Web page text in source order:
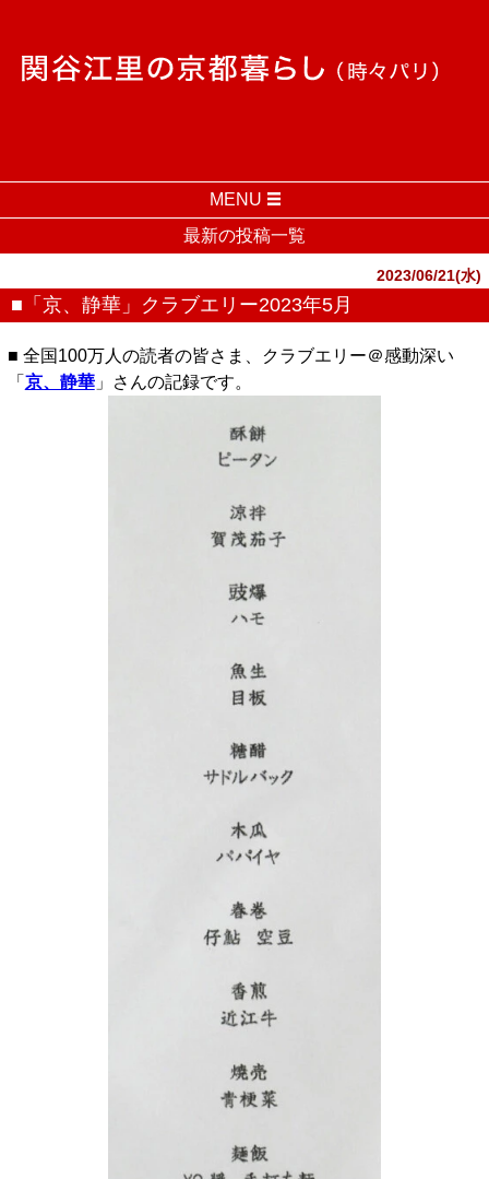
MENU
最新の投稿一覧
2023/06/21(水)
■「京、静華」クラブエリー2023年5月
■ 全国100万人の読者の皆さま、クラブエリー＠感動深い
「 京、静華」さんの記録です。